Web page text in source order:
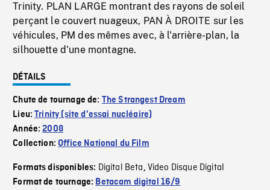
Trinity. PLAN LARGE montrant des rayons de soleil
perçant le couvert nuageux, PAN À DROITE sur les
véhicules, PM des mêmes avec, à l'arrière-plan, la
silhouette d'une montagne.
DÉTAILS
Chute de tournage de: The Strangest Dream
Lieu:Trinity (site d'essai nucléaire)
Année:2008
Collection:Office National du Film
Formats disponibles: Digital Beta, Video Disque Digital
Format de tournage: Betacam digital 16/9